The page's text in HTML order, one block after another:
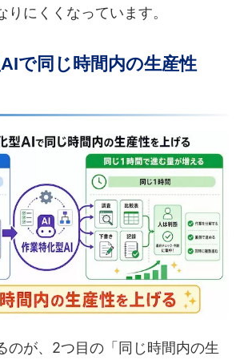
りにくくなっています。
で同じ時間内の生産性
のが、2つ目の「同じ時間内の生